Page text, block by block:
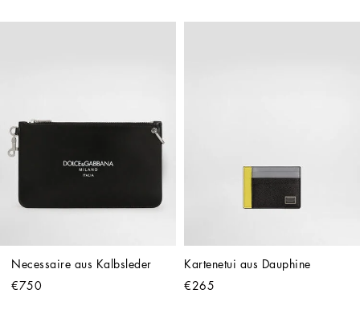
Necessaire aus Kalbsleder
€750
Kartenetui aus Dauphine
€265